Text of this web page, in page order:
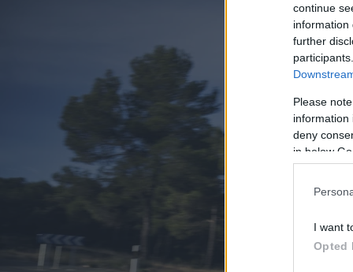
continue
information
further
Please
information
deny
in below
I want
Opted